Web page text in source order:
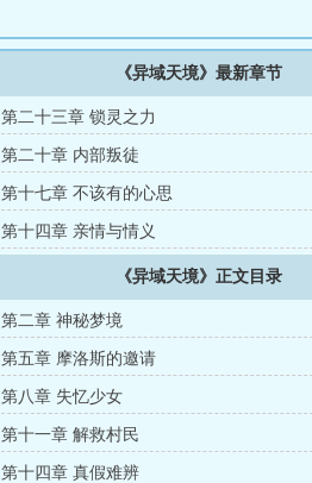
《异域天境》最新章节
第二十三章 锁灵之力
第二十章 内部叛徒
第十七章 不该有的心思
第十四章 亲情与情义
《异域天境》正文目录
第二章 神秘梦境
第五章 摩洛斯的邀请
第八章 失忆少女
第十一章 解救村民
第十四章 真假难辨